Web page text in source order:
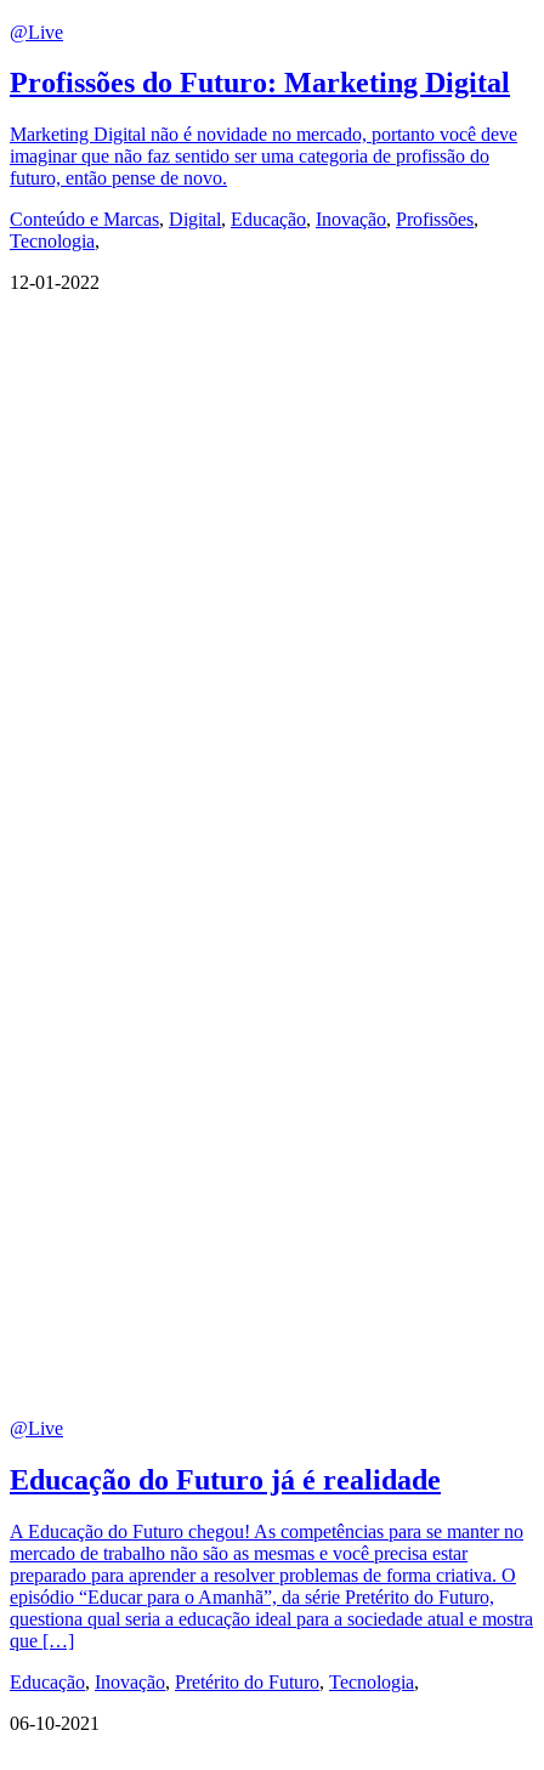
@Live
Profissões do Futuro: Marketing Digital
Marketing Digital não é novidade no mercado, portanto você deve
imaginar que não faz sentido ser uma categoria de profissão do
futuro, então pense de novo.
Conteúdo e Marcas, Digital, Educação, Inovação, Profissões,
Tecnologia,
12-01-2022
@Live
Educação do Futuro já é realidade
A Educação do Futuro chegou! As competências para se manter no
mercado de trabalho não são as mesmas e você precisa estar
preparado para aprender a resolver problemas de forma criativa. O
episódio “Educar para o Amanhã”, da série Pretérito do Futuro,
questiona qual seria a educação ideal para a sociedade atual e mostra
que […]
Educação, Inovação, Pretérito do Futuro, Tecnologia,
06-10-2021